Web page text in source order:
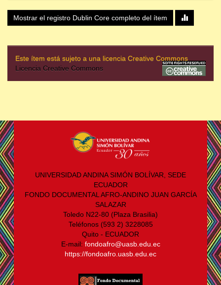
Mostrar el registro Dublin Core completo del ítem
Este ítem está sujeto a una licencia Creative Commons
Licencia Creative Commons
UNIVERSIDAD ANDINA SIMÓN BOLÍVAR, SEDE
ECUADOR
FONDO DOCUMENTAL AFRO-ANDINO JUAN GARCÍA
SALAZAR
Toledo N22-80 (Plaza Brasilia)
Teléfonos (593 2) 3228085
Quito - ECUADOR
E-mail: fondoafro@uasb.edu.ec
https://fondoafro.uasb.edu.ec